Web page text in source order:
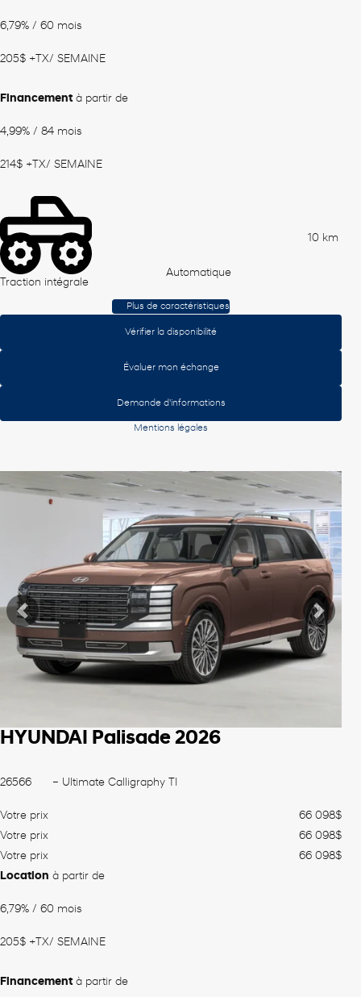
6,79% / 60 mois
205$ +TX/ SEMAINE
Financement à partir de
4,99% / 84 mois
214$ +TX/ SEMAINE
Traction intégrale
Automatique
10 km
Plus de caractéristiques
Vérifier la disponibilité
Évaluer mon échange
Demande d'informations
Mentions légales
Afficher 8 images en plus
Précédent
HYUNDAI Palisade 2026
26566 – Ultimate Calligraphy TI
Votre prix 66 098$
Votre prix
66 098$
Votre prix
66 098$
Location à partir de
6,79% / 60 mois
205$ +TX/ SEMAINE
Financement à partir de